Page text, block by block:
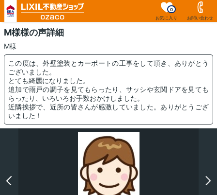
お気に入り
0
お問い合わせ
M様様の声詳細
M様
この度は、外壁塗装とカーポートの工事をして頂き、ありがとう
ございました。
とても綺麗になりました。
追加で雨戸の調子を見てもらったり、サッシや玄関ドアを見ても
らったり、いろいろお手数おかけしました。
近隣挨拶で、近所の皆さんが感激していました。ありがとうござ
いました！